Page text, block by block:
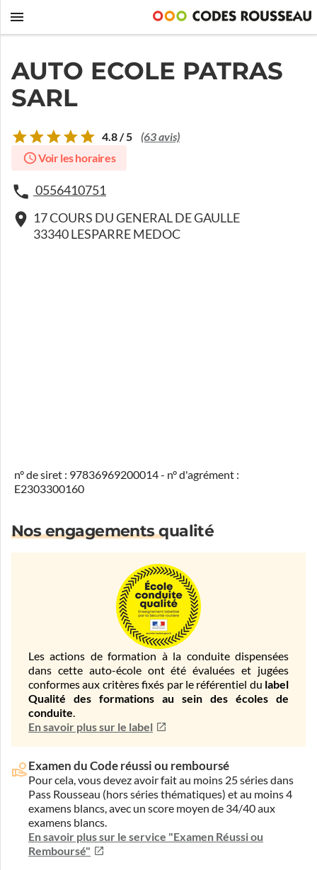
AUTO ECOLE PATRAS
SARL
4.8 / 5 (63 avis)
Voir les horaires
0556410751
17 COURS DU GENERAL DE GAULLE
33340 LESPARRE MEDOC
n° de siret : 97836969200014 - n° d'agrément :
E2303300160
Nos engagements qualité
Les actions de formation à la conduite dispensées
dans cette auto-école ont été évaluées et jugées
conformes aux critères fixés par le référentiel du label
Qualité des formations au sein des écoles de
conduite.
En savoir plus sur le label
Examen du Code réussi ou remboursé
Pour cela, vous devez avoir fait au moins 25 séries dans
Pass Rousseau (hors séries thématiques) et au moins 4
examens blancs, avec un score moyen de 34/40 aux
examens blancs.
En savoir plus sur le service "Examen Réussi ou
Remboursé"